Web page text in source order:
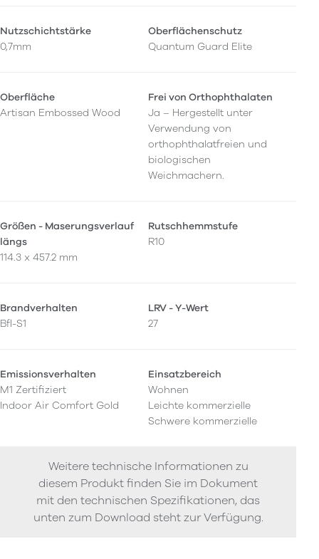
Nutzschichtstärke
0,7mm
Oberflächenschutz
Quantum Guard Elite
Oberfläche
Artisan Embossed Wood
Frei von Orthophthalaten
Ja – Hergestellt unter
Verwendung von
orthophthalatfreien und
biologischen
Weichmachern.
Größen - Maserungsverlauf
längs
114.3 x 457.2 mm
Rutschhemmstufe
R10
Brandverhalten
Bfl-S1
LRV - Y-Wert
27
Emissionsverhalten
M1 Zertifiziert
Indoor Air Comfort Gold
Einsatzbereich
Wohnen
Leichte kommerzielle
Schwere kommerzielle
Weitere technische Informationen zu
diesem Produkt finden Sie im Dokument
mit den technischen Spezifikationen, das
unten zum Download steht zur Verfügung.